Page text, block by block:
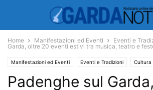
Home Manifestazioni ed Eventi Eventi e
Garda, oltre 20 eventi estivi tra musica, teatro e
Manifestazioni ed Eventi Eventi e Tradizioni Cultura
Economia e Turismo
Padenghe sul